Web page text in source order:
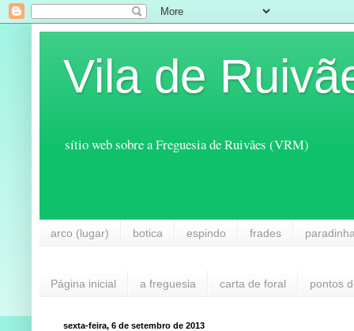
Vila de
sítio web sobre a Freguesia de Ruivães (VRM)
arco (lugar) botica espindo frades
Página inicial a freguesia carta de foral pontos
sexta-feira, 6 de setembro de 2013